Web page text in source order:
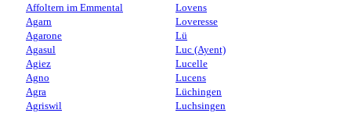
Affoltern im Emmental
Agarn
Agarone
Agasul
Agiez
Agno
Agra
Agriswil
Lovens
Loveresse
Lü
Luc (Ayent)
Lucelle
Lucens
Lüchingen
Luchsingen